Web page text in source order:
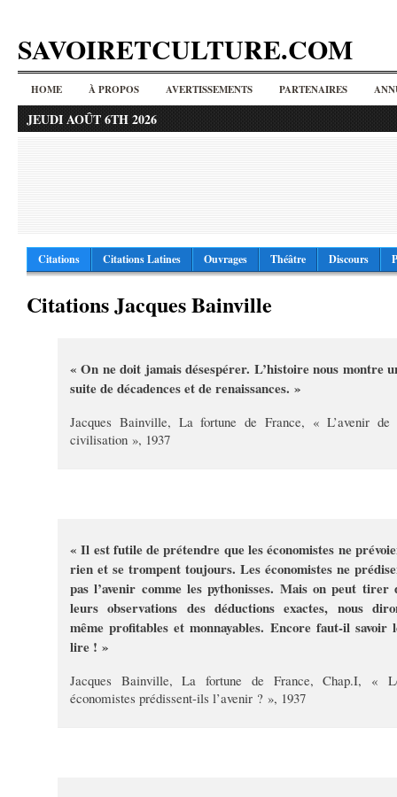
SAVOIRETCULTURE.COM
HOME À PROPOS AVERTISSEMENTS PARTENAIRES
JEUDI AOÛT 6TH 2026
Citations Citations Latines Ouvrages Théâtre Discours
Citations Jacques Bainville
« On ne doit jamais désespérer. L’histoire nous montre
suite de décadences et de renaissances. »
Jacques Bainville, La fortune de France, « L’avenir de
civilisation », 1937
« Il est futile de prétendre que les économistes ne
rien et se trompent toujours. Les économistes ne
pas l’avenir comme les pythonisses. Mais on peut tirer
leurs observations des déductions exactes, nous
même profitables et monnayables. Encore faut-il savoir
lire ! »
Jacques Bainville, La fortune de France, Chap.I, «
économistes prédissent-ils l’avenir ? », 1937